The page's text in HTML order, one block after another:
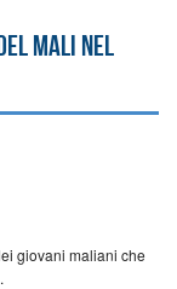
Mali nel
giovani maliani che